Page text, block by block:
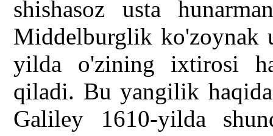
shishasoz usta
Middelburglik ko'zoynak
yilda o'zining ixtirosi
qiladi. Bu yangilik
Galiley 1610-yilda